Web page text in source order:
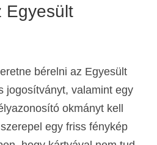
Egyesült
bérelni az Egyesült
jogosítványt, valamint egy
okmányt kell
egy friss fénykép